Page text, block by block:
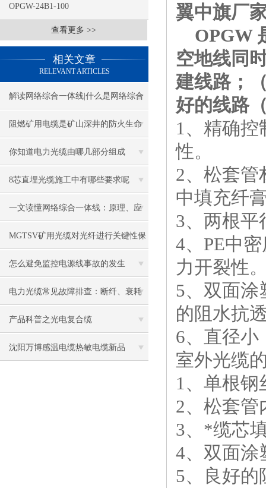
OPGW-24B1-100
查看更多 >>
相关文章
RELEVANT ARTICLES
解读网络综合一体线|什么是网络综合
一体线？
阻燃矿用电缆是矿山深井的防火生命
线
你知道电力光缆由哪几部分组成
8芯直埋光缆施工中有哪些要求呢
一文读懂网络综合一体线：原理、应
用全解析
MGTSV矿用光缆对光纤进行关键性保
护
怎么避免监控电源线事故的发生
电力光缆常见故障排查：断纤、衰耗
过大、雷击损坏解决对策
产品科普之光电复合缆
沈阳万博感温电缆热敏电缆新品
翼中旗厂
OPGW
空地线同
建线路；
好的线路
1、精确
性。
2、松套管
中填充纤
3、两根
4、PE中
力开裂性
5、双面涂
的阻水抗
6、直径
室外光缆
1、单根
2、松套
3、*缆芯
4、双面涂
5、良好的